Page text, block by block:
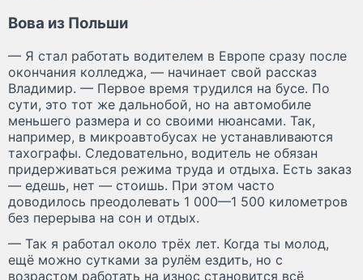
Вова из Польши
— Я стал работать водителем в Европе сразу после
окончания колледжа, — начинает свой рассказ
Владимир. — Первое время трудился на бусе. По
сути, это тот же дальнобой, но на автомобиле
меньшего размера и со своими нюансами. Так,
например, в микроавтобусах не устанавливаются
тахографы. Следовательно, водитель не обязан
придерживаться режима труда и отдыха. Есть заказ
— едешь, нет — стоишь. При этом часто
доводилось преодолевать 1 000—1 500 километров
без перерыва на сон и отдых.
— Так я работал около трёх лет. Когда ты молод,
ещё можно сутками за рулём ездить, но с
возрастом работать на износ становится всё